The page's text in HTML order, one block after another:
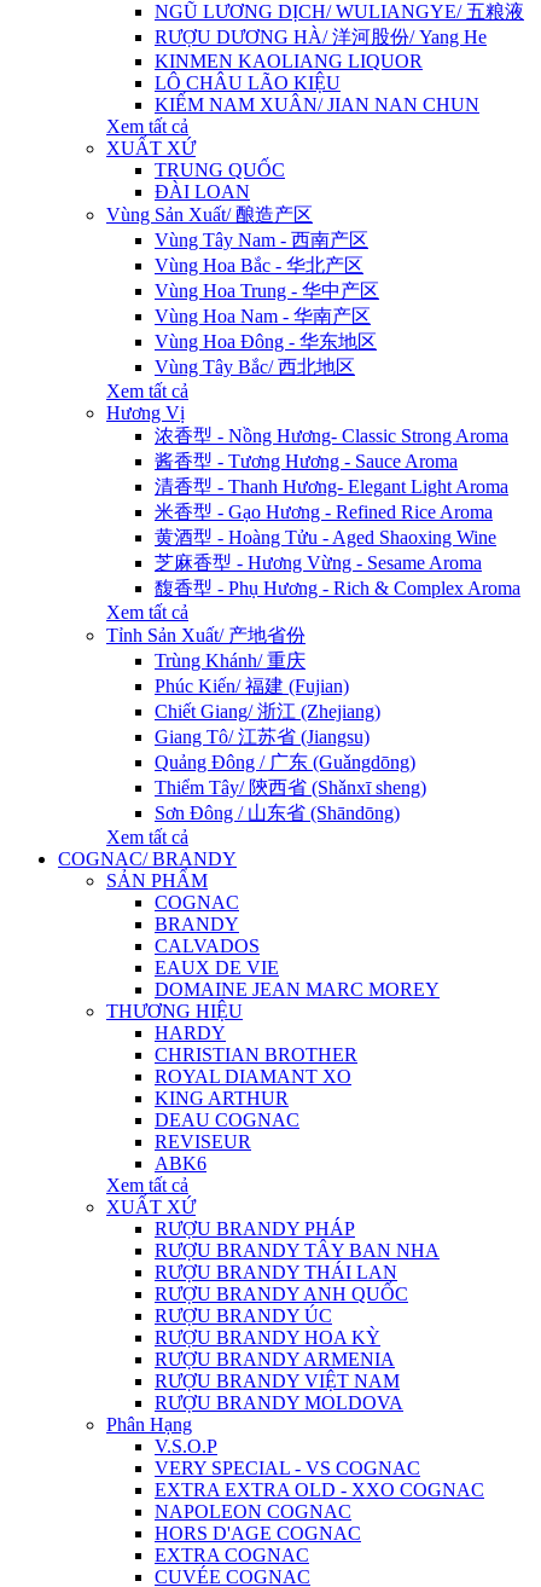
NGŨ LƯƠNG DỊCH/ WULIANGYE/ 五粮液
RƯỢU DƯƠNG HÀ/ 洋河股份/ Yang He
KINMEN KAOLIANG LIQUOR
LÔ CHÂU LÃO KIỆU
KIẾM NAM XUÂN/ JIAN NAN CHUN
Xem tất cả
XUẤT XỨ
TRUNG QUỐC
ĐÀI LOAN
Vùng Sản Xuất/ 酿造产区
Vùng Tây Nam - 西南产区
Vùng Hoa Bắc - 华北产区
Vùng Hoa Trung - 华中产区
Vùng Hoa Nam - 华南产区
Vùng Hoa Đông - 华东地区
Vùng Tây Bắc/ 西北地区
Xem tất cả
Hương Vị
浓香型 - Nồng Hương- Classic Strong Aroma
酱香型 - Tương Hương - Sauce Aroma
清香型 - Thanh Hương- Elegant Light Aroma
米香型 - Gạo Hương - Refined Rice Aroma
黄酒型 - Hoàng Tửu - Aged Shaoxing Wine
芝麻香型 - Hương Vừng - Sesame Aroma
馥香型 - Phụ Hương - Rich & Complex Aroma
Xem tất cả
Tỉnh Sản Xuất/ 产地省份
Trùng Khánh/ 重庆
Phúc Kiến/ 福建 (Fujian)
Chiết Giang/ 浙江 (Zhejiang)
Giang Tô/ 江苏省 (Jiangsu)
Quảng Đông / 广东 (Guǎngdōng)
Thiểm Tây/ 陝西省 (Shǎnxī sheng)
Sơn Đông / 山东省 (Shāndōng)
Xem tất cả
COGNAC/ BRANDY
SẢN PHẨM
COGNAC
BRANDY
CALVADOS
EAUX DE VIE
DOMAINE JEAN MARC MOREY
THƯƠNG HIỆU
HARDY
CHRISTIAN BROTHER
ROYAL DIAMANT XO
KING ARTHUR
DEAU COGNAC
REVISEUR
ABK6
Xem tất cả
XUẤT XỨ
RƯỢU BRANDY PHÁP
RƯỢU BRANDY TÂY BAN NHA
RƯỢU BRANDY THÁI LAN
RƯỢU BRANDY ANH QUỐC
RƯỢU BRANDY ÚC
RƯỢU BRANDY HOA KỲ
RƯỢU BRANDY ARMENIA
RƯỢU BRANDY VIỆT NAM
RƯỢU BRANDY MOLDOVA
Phân Hạng
V.S.O.P
VERY SPECIAL - VS COGNAC
EXTRA EXTRA OLD - XXO COGNAC
NAPOLEON COGNAC
HORS D'AGE COGNAC
EXTRA COGNAC
CUVÉE COGNAC